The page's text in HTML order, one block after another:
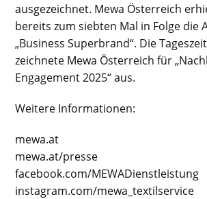
ausgezeichnet. Mewa Österreich
bereits zum siebten Mal in Folge die
„Business Superbrand“. Die
zeichnete Mewa Österreich für
Engagement 2025“ aus.
Weitere Informationen:
mewa.at
mewa.at/presse
facebook.com/MEWADienstleistung
instagram.com/mewa_textilservice